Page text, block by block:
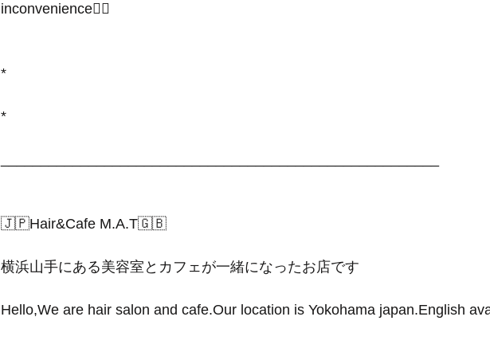
inconvenience🙇‍♂️
*
*
🇯🇵Hair&Cafe M.A.T🇬🇧
横浜山手にある美容室とカフェが一緒になったお店です
Hello,We are hair salon and cafe.Our location is Yokohama japan.English